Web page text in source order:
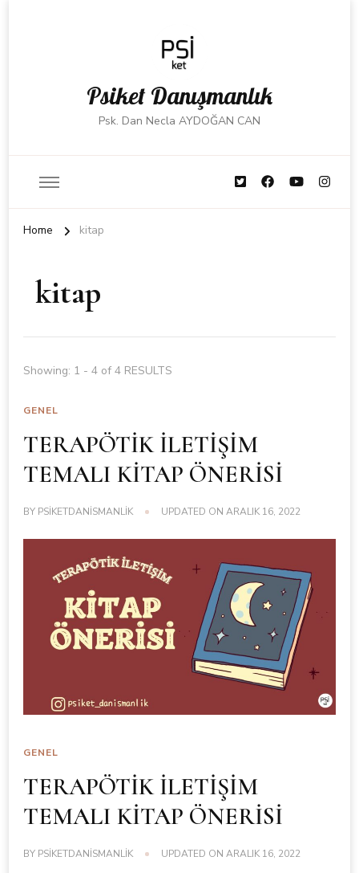
Psiket Danışmanlık
Psk. Dan Necla AYDOĞAN CAN
Home kitap
kitap
Showing: 1 - 4 of 4 RESULTS
GENEL
TERAPÖTİK İLETİŞİM
TEMALI KİTAP ÖNERİSİ
BY PSIKETDANISMANLIK UPDATED ON ARALIK 16, 2022
GENEL
TERAPÖTİK İLETİŞİM
TEMALI KİTAP ÖNERİSİ
BY PSIKETDANISMANLIK UPDATED ON ARALIK 16, 2022